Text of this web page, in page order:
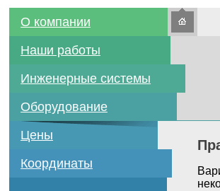
О компании
Наши работы
Инженерные системы
Оборудование
Цены
Координаты